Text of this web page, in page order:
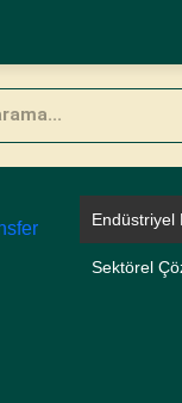
Endüstriyel
Sektörel